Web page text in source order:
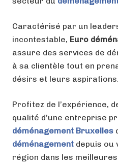
Caractérisé par un
incontestable, Euro
assure des services de
à sa clientèle tout en
désirs et leurs aspirations.
Profitez de l’expérience,
qualité d’une entreprise
déménagement Bruxelles
déménagement depuis ou
région dans les